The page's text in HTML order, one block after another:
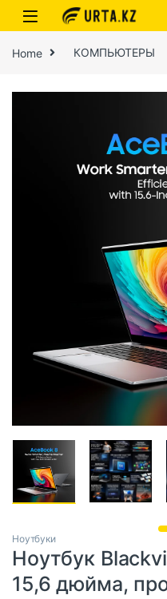
Home КОМПЬЮТЕРЫ
Ноутбуки
Ноутбук
15,6 дюйма,